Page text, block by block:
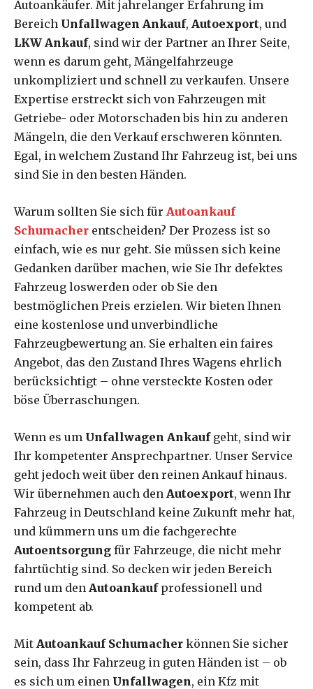
Autoankäufer. Mit jahrelanger Erfahrung im
Bereich Unfallwagen Ankauf, Autoexport, und
LKW Ankauf, sind wir der Partner an Ihrer Seite,
wenn es darum geht, Mängelfahrzeuge
unkompliziert und schnell zu verkaufen. Unsere
Expertise erstreckt sich von Fahrzeugen mit
Getriebe- oder Motorschaden bis hin zu anderen
Mängeln, die den Verkauf erschweren könnten.
Egal, in welchem Zustand Ihr Fahrzeug ist, bei uns
sind Sie in den besten Händen.
Warum sollten Sie sich für Autoankauf
Schumacher entscheiden? Der Prozess ist so
einfach, wie es nur geht. Sie müssen sich keine
Gedanken darüber machen, wie Sie Ihr defektes
Fahrzeug loswerden oder ob Sie den
bestmöglichen Preis erzielen. Wir bieten Ihnen
eine kostenlose und unverbindliche
Fahrzeugbewertung an. Sie erhalten ein faires
Angebot, das den Zustand Ihres Wagens ehrlich
berücksichtigt – ohne versteckte Kosten oder
böse Überraschungen.
Wenn es um Unfallwagen Ankaufgeht, sind wir
Ihr kompetenter Ansprechpartner. Unser Service
geht jedoch weit über den reinen Ankauf hinaus.
Wir übernehmen auch den Autoexport, wenn Ihr
Fahrzeug in Deutschland keine Zukunft mehr hat,
und kümmern uns um die fachgerechte
Autoentsorgung für Fahrzeuge, die nicht mehr
fahrtüchtig sind. So decken wir jeden Bereich
rund um den Autoankaufprofessionell und
kompetent ab.
Mit Autoankauf Schumacher können Sie sicher
sein, dass Ihr Fahrzeug in guten Händen ist – ob
es sich um einen Unfallwagen, ein Kfz mit